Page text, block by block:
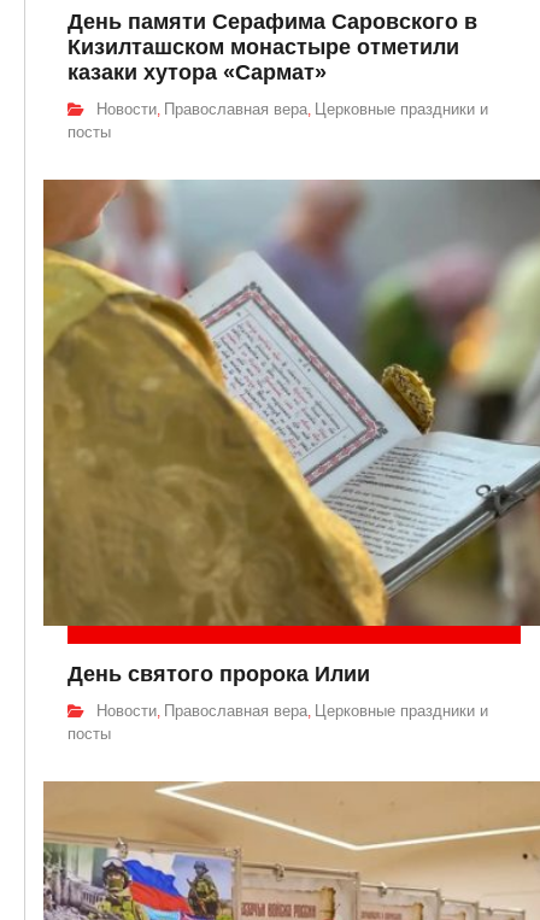
День памяти Серафима Саровского в
Кизилташском монастыре отметили
казаки хутора «Сармат»
Новости, Православная вера, Церковные праздники и
посты
День святого пророка Илии
Новости, Православная вера,
Церковные праздники и
посты